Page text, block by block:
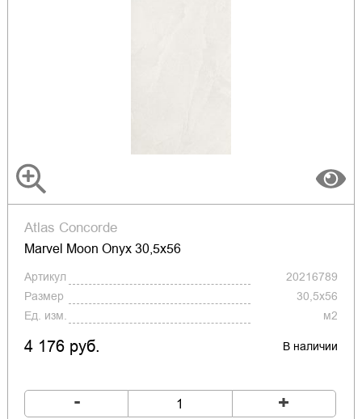
Atlas Concorde
Marvel Moon Onyx 30,5x56
Артикул
20216789
Размер
30,5x56
Ед. изм.
м2
4 176 руб. В наличии
- +